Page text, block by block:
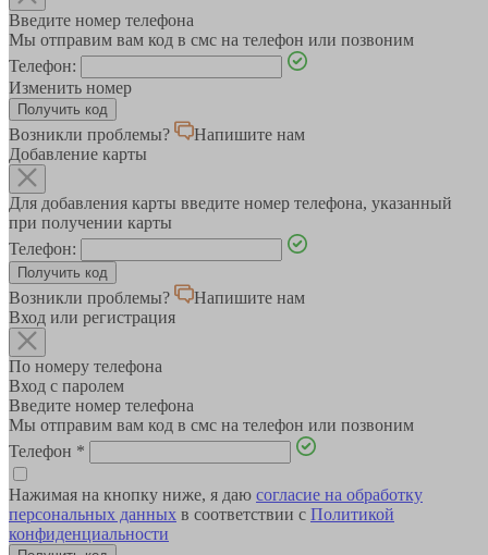
Введите номер телефона
Мы отправим вам код в смс на телефон или позвоним
Телефон:
Изменить номер
Возникли проблемы?
Напишите нам
Добавление карты
Для добавления карты введите номер телефона, указанный
при получении карты
Телефон:
Возникли проблемы?
Напишите нам
Вход или регистрация
По номеру телефона
Вход с паролем
Введите номер телефона
Мы отправим вам код в смс на телефон или позвоним
Телефон *
Нажимая на кнопку ниже, я даю согласие на обработку
персональных данных в соответствии с Политикой
конфиденциальности